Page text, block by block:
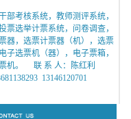
部考核系统，教师测评系统，
票选举计票系统，问卷调查，
器，选票计票器（机），选票
子选票机（器），电子票箱，
机。 联 系 人：陈红利
13146120701